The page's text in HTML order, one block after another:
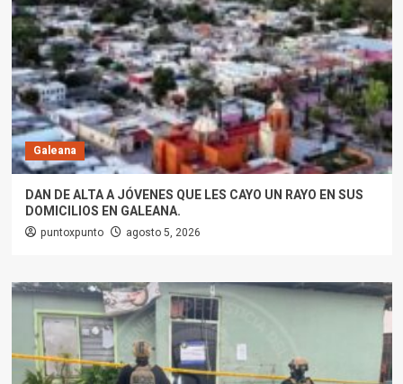
Galeana
DAN DE ALTA A JÓVENES QUE LES CAYO UN RAYO EN SUS
DOMICILIOS EN GALEANA.
puntoxpunto agosto 5, 2026